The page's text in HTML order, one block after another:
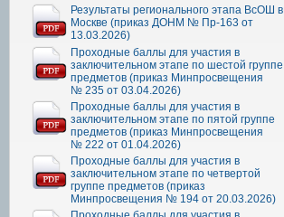
Результаты регионального этапа ВсОШ в
Москве (приказ ДОНМ № Пр-163 от
13.03.2026)
Проходные баллы для участия в
заключительном этапе по шестой группе
предметов (приказ Минпросвещения
№ 235 от 03.04.2026)
Проходные баллы для участия в
заключительном этапе по пятой группе
предметов (приказ Минпросвещения
№ 222 от 01.04.2026)
Проходные баллы для участия в
заключительном этапе по четвертой
группе предметов (приказ
Минпросвещения № 194 от 20.03.2026)